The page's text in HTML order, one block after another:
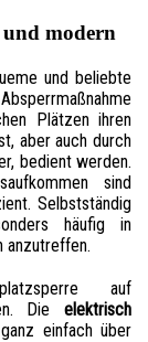
modern
und beliebte
Plätzen ihren
aber auch durch
bedient werden.
sind
Selbstständig
häufig in
anzutreffen.
auf
Die elektrisch
einfach über